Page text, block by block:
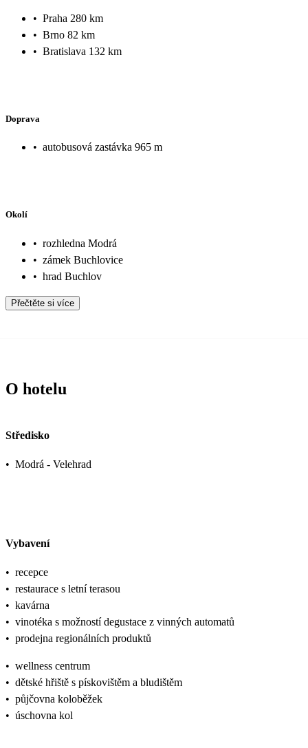
• Praha 280 km
• Brno 82 km
• Bratislava 132 km
Doprava
• autobusová zastávka 965 m
Okolí
• rozhledna Modrá
• zámek Buchlovice
• hrad Buchlov
Přečtěte si více
O hotelu
Středisko
• Modrá - Velehrad
Vybavení
• recepce
• restaurace s letní terasou
• kavárna
• vinotéka s možností degustace z vinných automatů
• prodejna regionálních produktů
• wellness centrum
• dětské hřiště s pískovištěm a bludištěm
• půjčovna koloběžek
• úschovna kol